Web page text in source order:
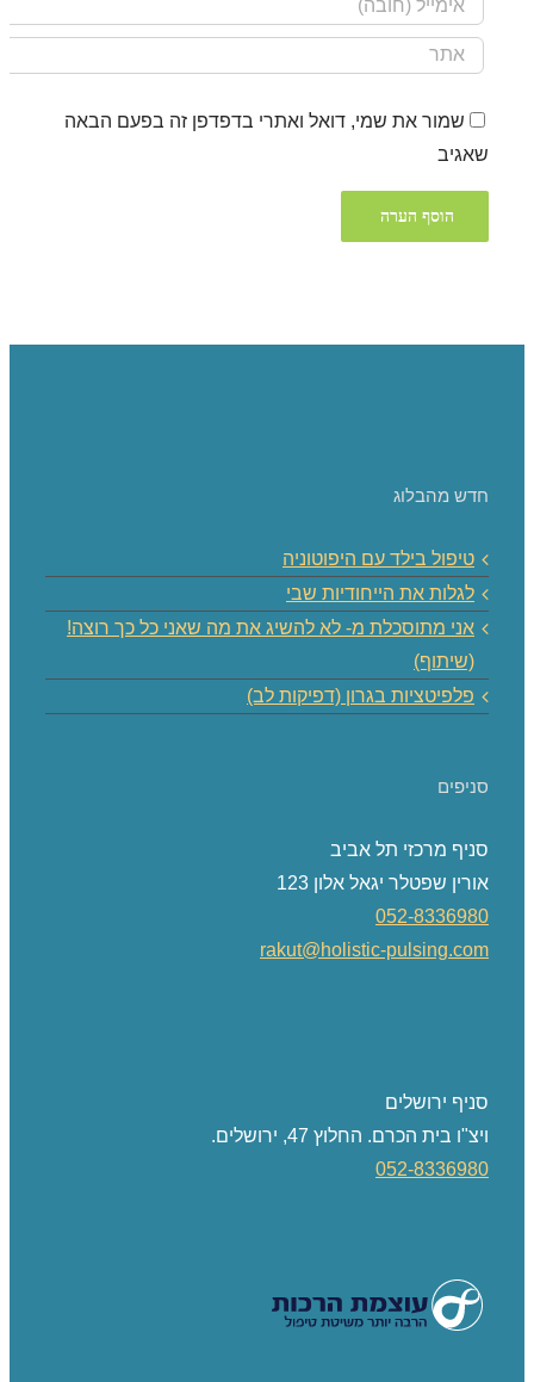
שמור את שמי, דואל ואתרי בדפדפן זה בפעם הבאה
שאגיב
חדש מהבלוג
טיפול בילד עם היפוטוניה
לגלות את הייחודיות שבי
אני מתוסכלת מ- לא להשיג את מה שאני כל כך רוצה!
(שיתוף)
פלפיטציות בגרון (דפיקות לב)
סניפים
סניף מרכזי תל אביב
אורין שפטלר יגאל אלון 123
052-8336980
rakut@holistic-pulsing.com
סניף ירושלים
ויצ"ו בית הכרם. החלוץ 47, ירושלים.
052-8336980